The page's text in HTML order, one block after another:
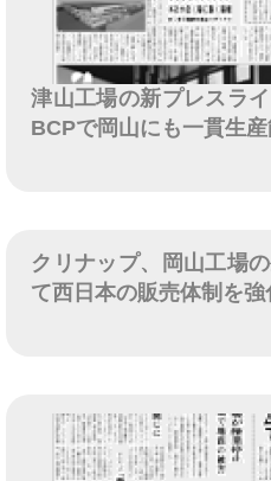
津山工場の新プレスラ
BCPで岡山にも一貫生産
クリナップ、岡山工場
て西日本の販売体制を強